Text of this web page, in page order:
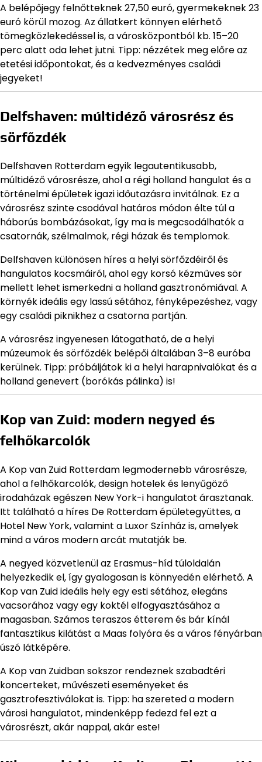
A belépőjegy felnőtteknek 27,50 euró, gyermekeknek 23
euró körül mozog. Az állatkert könnyen elérhető
tömegközlekedéssel is, a városközpontból kb. 15–20
perc alatt oda lehet jutni. Tipp: nézzétek meg előre az
etetési időpontokat, és a kedvezményes családi
jegyeket!
Delfshaven: múltidéző városrész és
sörfőzdék
Delfshaven Rotterdam egyik legautentikusabb,
múltidéző városrésze, ahol a régi holland hangulat és a
történelmi épületek igazi időutazásra invitálnak. Ez a
városrész szinte csodával határos módon élte túl a
háborús bombázásokat, így ma is megcsodálhatók a
csatornák, szélmalmok, régi házak és templomok.
Delfshaven különösen híres a helyi sörfőzdéiről és
hangulatos kocsmáiról, ahol egy korsó kézműves sör
mellett lehet ismerkedni a holland gasztronómiával. A
környék ideális egy lassú sétához, fényképezéshez, vagy
egy családi piknikhez a csatorna partján.
A városrész ingyenesen látogatható, de a helyi
múzeumok és sörfőzdék belépői általában 3–8 euróba
kerülnek. Tipp: próbáljátok ki a helyi harapnivalókat és a
holland genevert (borókás pálinka) is!
Kop van Zuid: modern negyed és
felhőkarcolók
A Kop van Zuid Rotterdam legmodernebb városrésze,
ahol a felhőkarcolók, design hotelek és lenyűgöző
irodaházak egészen New York-i hangulatot árasztanak.
Itt található a híres De Rotterdam épületegyüttes, a
Hotel New York, valamint a Luxor Színház is, amelyek
mind a város modern arcát mutatják be.
A negyed közvetlenül az Erasmus-híd túloldalán
helyezkedik el, így gyalogosan is könnyedén elérhető. A
Kop van Zuid ideális hely egy esti sétához, elegáns
vacsorához vagy egy koktél elfogyasztásához a
magasban. Számos teraszos étterem és bár kínál
fantasztikus kilátást a Maas folyóra és a város fényárban
úszó látképére.
A Kop van Zuidban sokszor rendeznek szabadtéri
koncerteket, művészeti eseményeket és
gasztrofesztiválokat is. Tipp: ha szereted a modern
városi hangulatot, mindenképp fedezd fel ezt a
városrészt, akár nappal, akár este!